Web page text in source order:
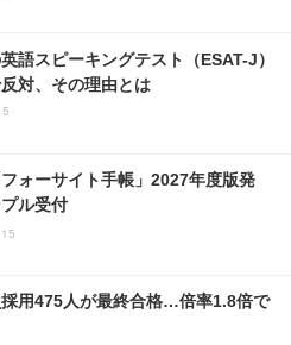
語スピーキングテスト（ESAT-J）
対、その理由とは
ォーサイト手帳」2027年度版発
ル受付
採用475人が最終合格…倍率1.8倍で